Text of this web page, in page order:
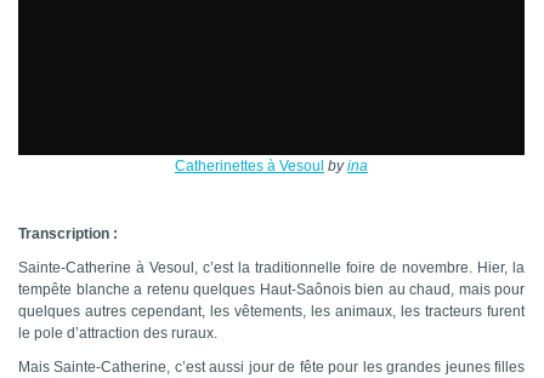
Catherinettes à Vesoul byina
Transcription :
Sainte-Catherine à Vesoul, c’est la traditionnelle foire de novembre. Hier, la
tempête blanche a retenu quelques Haut-Saônois bien au chaud, mais pour
quelques autres cependant, les vêtements, les animaux, les tracteurs furent
le pole d’attraction des ruraux.
Mais Sainte-Catherine, c’est aussi jour de fête pour les grandes jeunes filles